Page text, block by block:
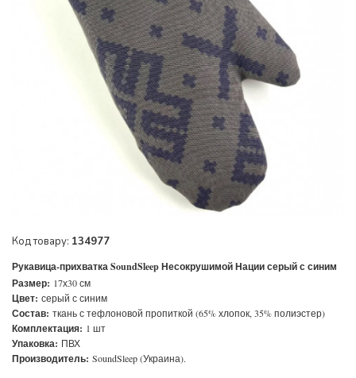
Код товару: 134977
Рукавица-прихватка SoundSleep Несокрушимой Нации серый с синим
Размер: 17х30 см
Цвет: серый с синим
Состав: ткань с тефлоновой пропиткой (65% хлопок, 35% полиэстер)
Комплектация: 1 шт
Упаковка: ПВХ
Производитель: SoundSleep (Украина).